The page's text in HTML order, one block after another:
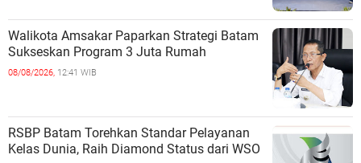
Walikota Amsakar Paparkan Strategi Batam
Sukseskan Program 3 Juta Rumah
08/08/2026, 12:41 WIB
RSBP Batam Torehkan Standar Pelayanan
Kelas Dunia, Raih Diamond Status dari WSO